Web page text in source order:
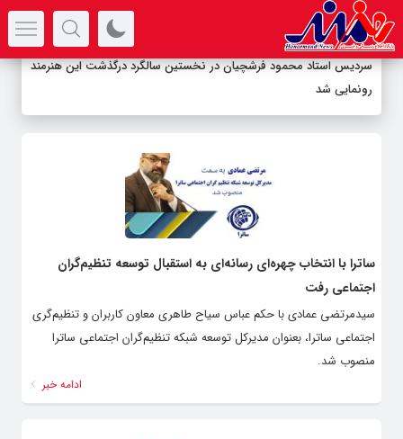
سردیس استاد محمود فرشچیان در نخستین سالگرد درگذشت این هنرمند
رونمایی شد
ساترا با انتخاب چهره‌ای رسانه‌ای به استقبال توسعه تنظیم‌گران
اجتماعی رفت
سیدمرتضی عمادی با حکم عباس سیاح طاهری معاون کاربران و تنظیم‌گری
اجتماعی ساترا، بعنوان مدیرکل توسعه شبکه تنظیم‌گران اجتماعی ساترا
منصوب شد.
ادامه خبر